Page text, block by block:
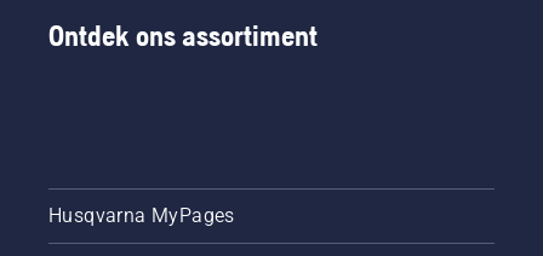
Ontdek ons assortiment
Husqvarna MyPages